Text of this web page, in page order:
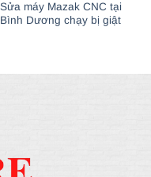
Sửa máy Mazak CNC tại
Bình Dương chạy bị giật